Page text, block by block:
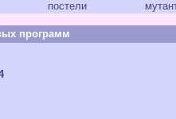
постели
программ